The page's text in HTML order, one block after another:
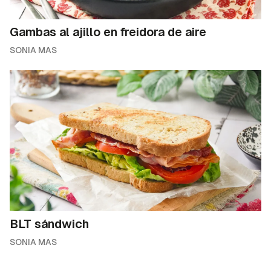
Gambas al ajillo en freidora de aire
SONIA MAS
BLT sándwich
SONIA MAS